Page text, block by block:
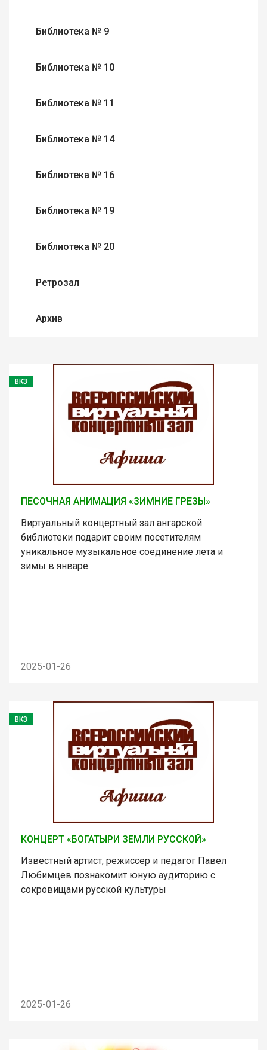
Библиотека № 9
Библиотека № 10
Библиотека № 11
Библиотека № 14
Библиотека № 16
Библиотека № 19
Библиотека № 20
Ретрозал
Архив
ВКЗ
ПЕСОЧНАЯ АНИМАЦИЯ «ЗИМНИЕ ГРЕЗЫ»
Виртуальный концертный зал ангарской
библиотеки подарит своим посетителям
уникальное музыкальное соединение лета и
зимы в январе.
2025-01-26
ВКЗ
КОНЦЕРТ «БОГАТЫРИ ЗЕМЛИ РУССКОЙ»
Известный артист, режиссер и педагог Павел
Любимцев познакомит юную аудиторию с
сокровищами русской культуры
2025-01-26